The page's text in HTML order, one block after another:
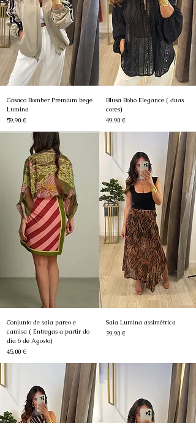
Casaco Bomber Premium bege
Lumina
Preço
59,90 €
Blusa Boho Elegance ( duas
cores)
Preço
49,90 €
Conjunto de saia pareo e
camisa ( Entregas a partir do
dia 6 de Agosto)
Preço
45,00 €
Saia Lumina assimétrica
Preço
39,90 €